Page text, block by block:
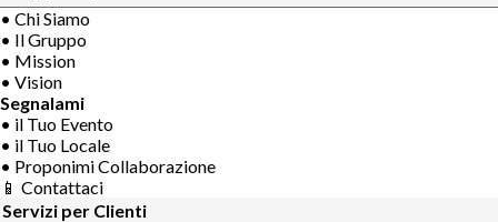
• Chi Siamo
• Il Gruppo
• Mission
• Vision
Segnalami
• il Tuo Evento
• il Tuo Locale
• Proponimi Collaborazione
📱 Contattaci
Servizi per Clienti